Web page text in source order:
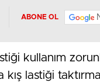
ABONE OL
kullanım
kış lastiği